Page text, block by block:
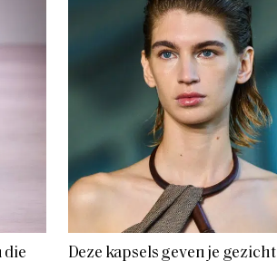
die Deze kapsels geven je gezicht